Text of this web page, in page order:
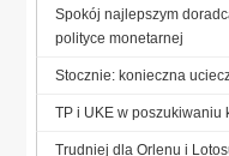
Spokój najlepszym
polityce monetarnej
Stocznie: konieczna
TP i UKE w poszukiwaniu
Trudniej dla Orlenu i